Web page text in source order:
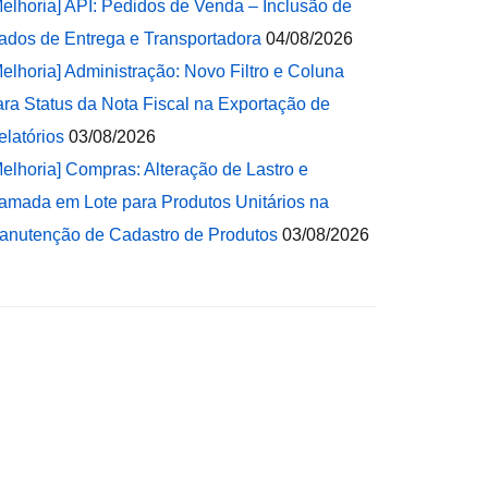
API: Pedidos de Venda – Inclusão de
de Entrega e Transportadora 04/08/2026
Administração: Novo Filtro e Coluna
Status da Nota Fiscal na Exportação de
03/08/2026
Compras: Alteração de Lastro e
em Lote para Produtos Unitários na
de Cadastro de Produtos 03/08/2026